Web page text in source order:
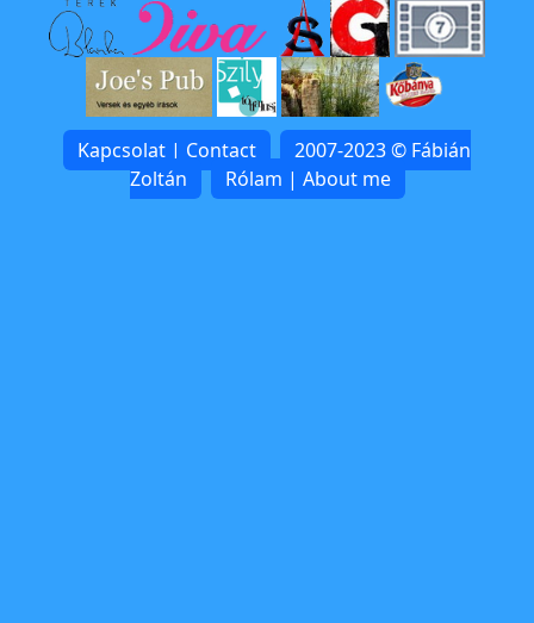
Kapcsolat | Contact
2007-2023 © Fábián
Zoltán
Rólam | About me